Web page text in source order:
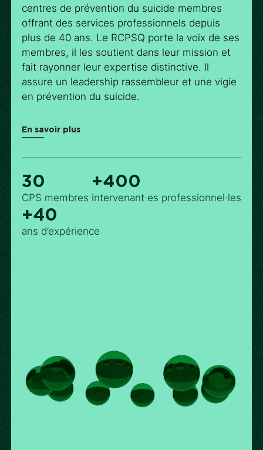
centres de prévention du suicide membres
offrant des services professionnels depuis
plus de 40 ans. Le RCPSQ porte la voix de ses
membres, il les soutient dans leur mission et
fait rayonner leur expertise distinctive. Il
assure un leadership rassembleur et une vigie
en prévention du suicide.
En savoir plus
30
CPS membres
+400
intervenant·es professionnel·les
+40
ans d’expérience